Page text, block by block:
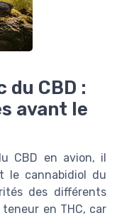
du CBD :
avant le
CBD en avion, il
le cannabidiol du
des différents
en THC, car